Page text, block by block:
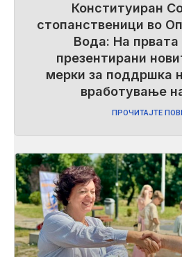
Конституиран
стопанственици во
Вода: На
презентирани
мерки за поддршка
вработување
ПРОЧИТАЈТЕ